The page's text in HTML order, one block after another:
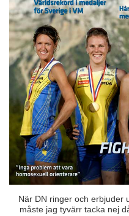
När DN ringer och erbjuder
måste jag tyvärr tacka nej